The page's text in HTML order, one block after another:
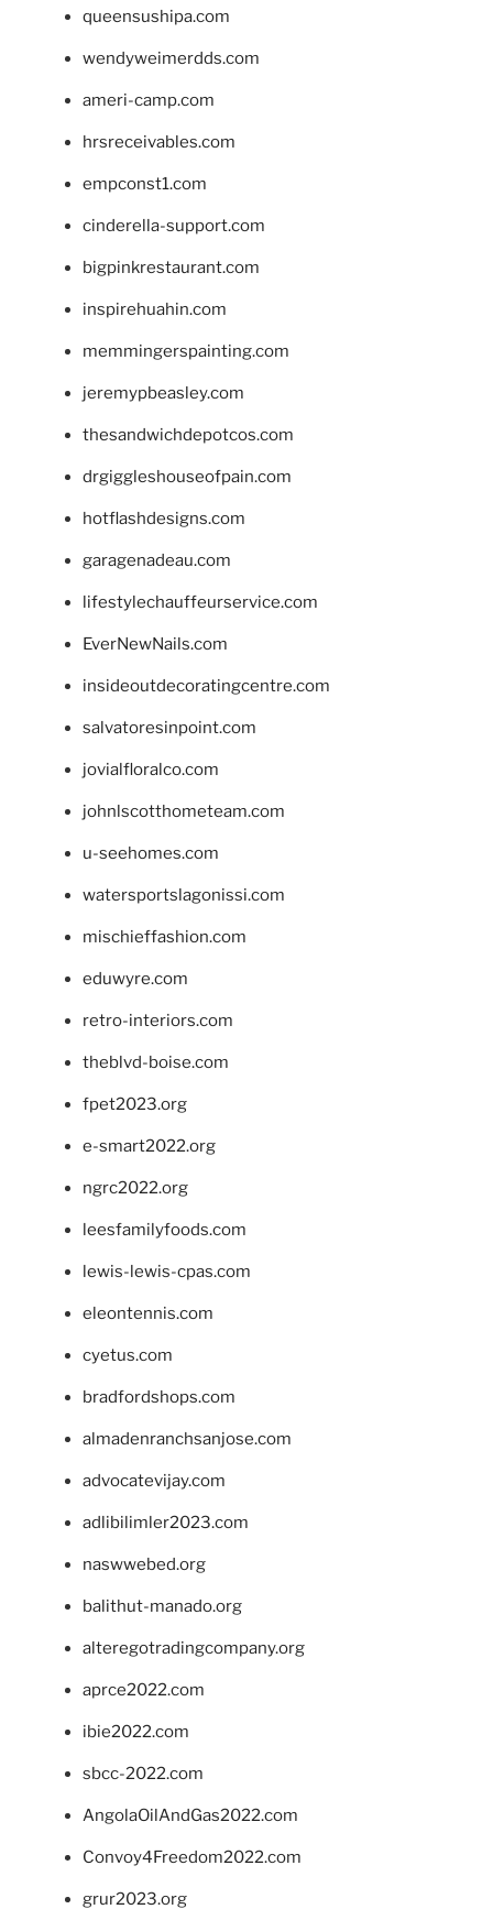
queensushipa.com
wendyweimerdds.com
ameri-camp.com
hrsreceivables.com
empconst1.com
cinderella-support.com
bigpinkrestaurant.com
inspirehuahin.com
memmingerspainting.com
jeremypbeasley.com
thesandwichdepotcos.com
drgiggleshouseofpain.com
hotflashdesigns.com
garagenadeau.com
lifestylechauffeurservice.com
EverNewNails.com
insideoutdecoratingcentre.com
salvatoresinpoint.com
jovialfloralco.com
johnlscotthometeam.com
u-seehomes.com
watersportslagonissi.com
mischieffashion.com
eduwyre.com
retro-interiors.com
theblvd-boise.com
fpet2023.org
e-smart2022.org
ngrc2022.org
leesfamilyfoods.com
lewis-lewis-cpas.com
eleontennis.com
cyetus.com
bradfordshops.com
almadenranchsanjose.com
advocatevijay.com
adlibilimler2023.com
naswwebed.org
balithut-manado.org
alteregotradingcompany.org
aprce2022.com
ibie2022.com
sbcc-2022.com
AngolaOilAndGas2022.com
Convoy4Freedom2022.com
grur2023.org